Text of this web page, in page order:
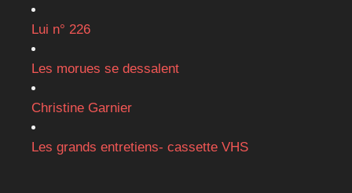
Lui n° 226
Les morues se dessalent
Christine Garnier
Les grands entretiens- cassette VHS